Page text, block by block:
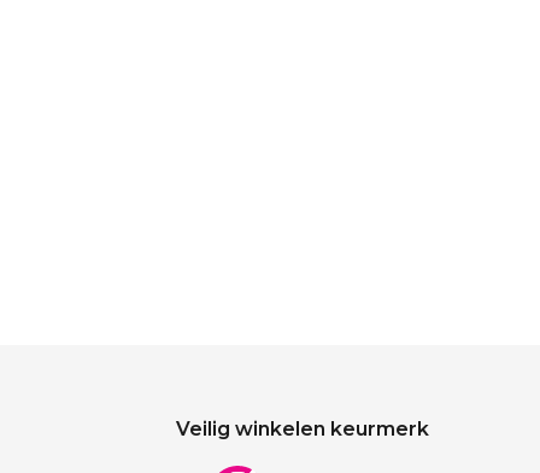
Veilig winkelen keurmerk